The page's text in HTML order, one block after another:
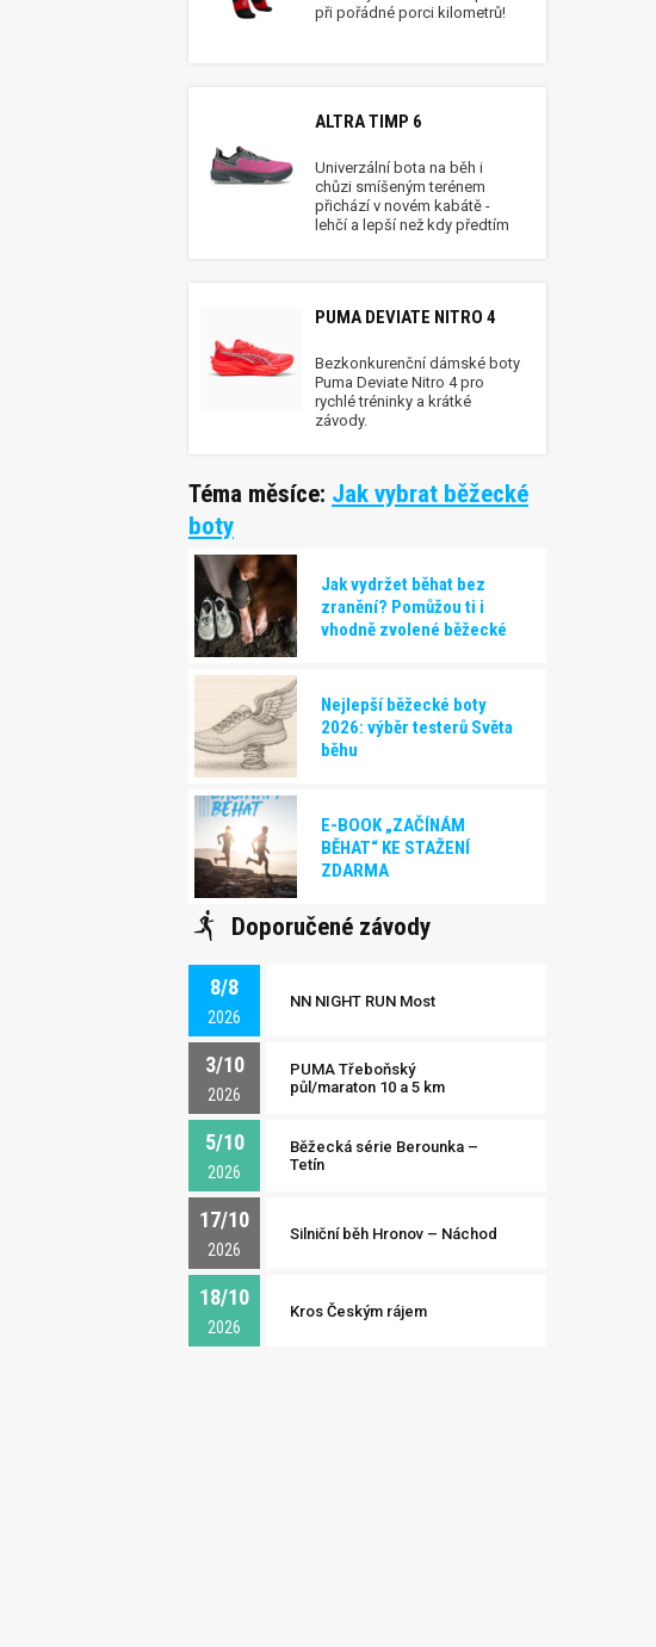
při pořádné porci kilometrů!
ALTRA TIMP 6
Univerzální bota na běh i
chůzi smíšeným terénem
přichází v novém kabátě -
lehčí a lepší než kdy předtím
PUMA DEVIATE NITRO 4
Bezkonkurenční dámské boty
Puma Deviate Nitro 4 pro
rychlé tréninky a krátké
závody.
Téma měsíce: Jak vybrat běžecké
boty
Jak vydržet běhat bez
zranění? Pomůžou ti i
vhodně zvolené běžecké
Nejlepší běžecké boty
2026: výběr testerů Světa
běhu
E-BOOK „ZAČÍNÁM
BĚHAT“ KE STAŽENÍ
ZDARMA
Doporučené závody
8/8
2026
NN NIGHT RUN Most
3/10
2026
PUMA Třeboňský
půl/maraton 10 a 5 km
5/10
2026
Běžecká série Berounka –
Tetín
17/10
2026
Silniční běh Hronov – Náchod
18/10
2026
Kros Českým rájem